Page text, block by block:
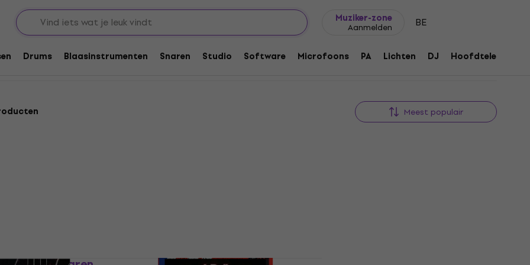
Muziker-zone
Aanmelden BE
Drums Blaasinstrumenten Snaren Studio Software Microfoons PA Lichten DJ Hoofdtelefoons
Flatwound bassnaren
Meest populair